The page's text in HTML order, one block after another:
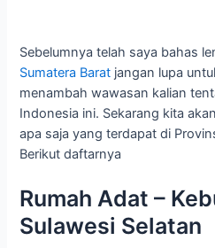
Sebelumnya telah saya bahas
Sumatera Barat jangan lupa
menambah wawasan kalian
Indonesia ini. Sekarang kita
apa saja yang terdapat di
Berikut daftarnya
Rumah Adat –
Sulawesi Selatan